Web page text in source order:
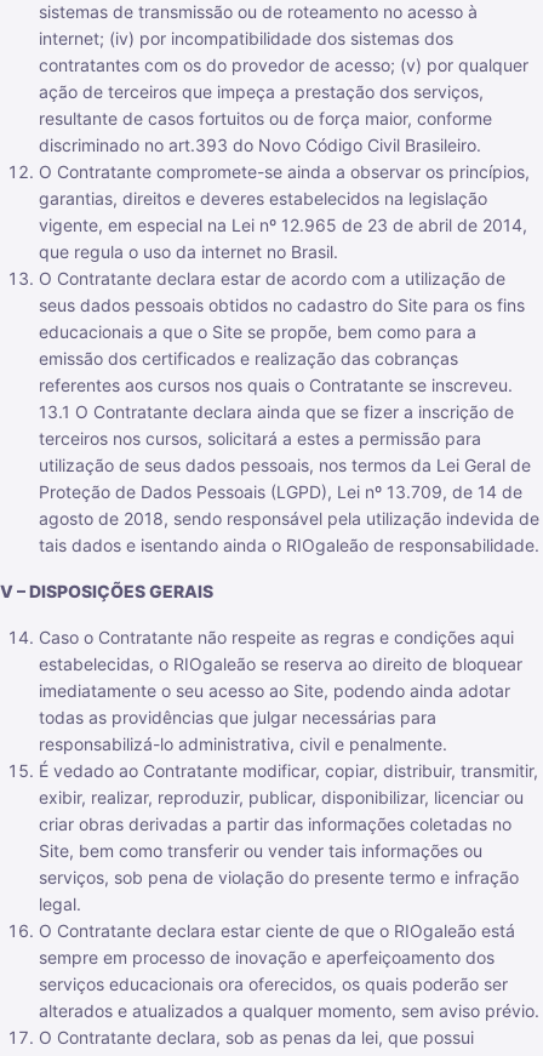
sistemas de transmissão ou de roteamento no acesso à
internet; (iv) por incompatibilidade dos sistemas dos
contratantes com os do provedor de acesso; (v) por qualquer
ação de terceiros que impeça a prestação dos serviços,
resultante de casos fortuitos ou de força maior, conforme
discriminado no art.393 do Novo Código Civil Brasileiro.
O Contratante compromete-se ainda a observar os princípios,
garantias, direitos e deveres estabelecidos na legislação
vigente, em especial na Lei nº 12.965 de 23 de abril de 2014,
que regula o uso da internet no Brasil.
O Contratante declara estar de acordo com a utilização de
seus dados pessoais obtidos no cadastro do Site para os fins
educacionais a que o Site se propõe, bem como para a
emissão dos certificados e realização das cobranças
referentes aos cursos nos quais o Contratante se inscreveu.
13.1 O Contratante declara ainda que se fizer a inscrição de
terceiros nos cursos, solicitará a estes a permissão para
utilização de seus dados pessoais, nos termos da Lei Geral de
Proteção de Dados Pessoais (LGPD), Lei nº 13.709, de 14 de
agosto de 2018, sendo responsável pela utilização indevida de
tais dados e isentando ainda o RIOgaleão de responsabilidade.
V – DISPOSIÇÕES GERAIS
Caso o Contratante não respeite as regras e condições aqui
estabelecidas, o RIOgaleão se reserva ao direito de bloquear
imediatamente o seu acesso ao Site, podendo ainda adotar
todas as providências que julgar necessárias para
responsabilizá-lo administrativa, civil e penalmente.
É vedado ao Contratante modificar, copiar, distribuir, transmitir,
exibir, realizar, reproduzir, publicar, disponibilizar, licenciar ou
criar obras derivadas a partir das informações coletadas no
Site, bem como transferir ou vender tais informações ou
serviços, sob pena de violação do presente termo e infração
legal.
O Contratante declara estar ciente de que o RIOgaleão está
sempre em processo de inovação e aperfeiçoamento dos
serviços educacionais ora oferecidos, os quais poderão ser
alterados e atualizados a qualquer momento, sem aviso prévio.
O Contratante declara, sob as penas da lei, que possui